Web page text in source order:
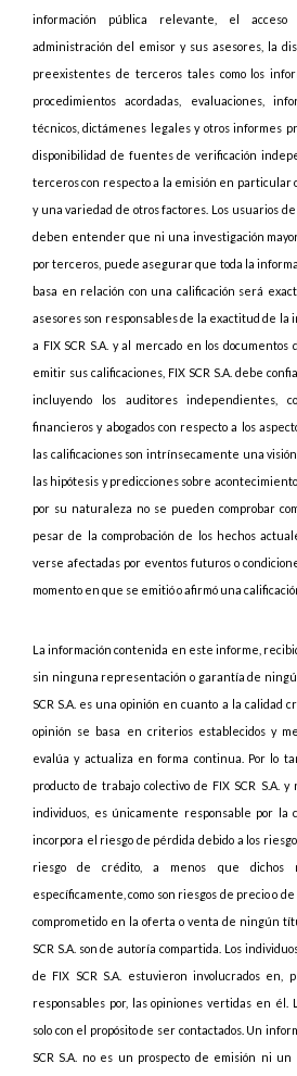
información pública relevante, el
administración del emisor y sus asesores, la
preexistentes de terceros tales como los
procedimientos acordadas, evaluaciones,
técnicos, dictámenes legales y otros informes
disponibilidad de fuentes de verificación
terceros con respecto a la emisión en particular
y una variedad de otros factores. Los usuarios de
deben entender que ni una investigación
por terceros, puede asegurar que toda la
basa en relación con una calificación será
asesores son responsables de la exactitud de la
a FIX SCR S.A. y al mercado en los
emitir sus calificaciones, FIX SCR S.A. debe
incluyendo los auditores independientes,
financieros y abogados con respecto a los
las calificaciones son intrínsecamente una
las hipótesis y predicciones sobre
por su naturaleza no se pueden comprobar
pesar de la comprobación de los hechos
verse afectadas por eventos futuros o
momento en que se emitió o afirmó una
La información contenida en este informe,
sin ninguna representación o garantía de
SCR S.A. es una opinión en cuanto a la calidad
opinión se basa en criterios establecidos y
evalúa y actualiza en forma continua. Por lo
producto de trabajo colectivo de FIX SCR S.A.
individuos, es únicamente responsable por la
incorpora el riesgo de pérdida debido a los
riesgo de crédito, a menos que dichos
específicamente, como son riesgos de precio o de
comprometido en la oferta o venta de ningún
SCR S.A. son de autoría compartida. Los
de FIX SCR S.A. estuvieron involucrados en,
responsables por, las opiniones vertidas en él.
solo con el propósito de ser contactados. Un
SCR S.A. no es un prospecto de emisión ni